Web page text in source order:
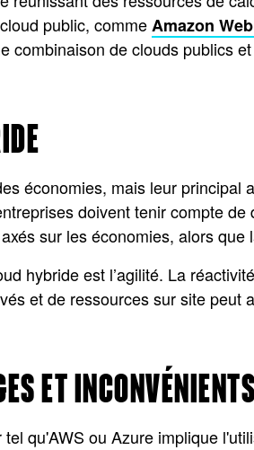
public, commeAmazon
combinaison de clouds publics
économies, mais leur principal
doivent tenir compte
sur les économies, alors
hybride est l’agilité. La
et de ressources sur site
ET INCONVÉNIENTS
qu'AWS ou Azure implique